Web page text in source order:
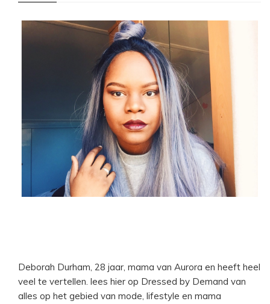
Deborah Durham, 28 jaar, mama van Aurora en heeft heel
veel te vertellen. lees hier op Dressed by Demand van
alles op het gebied van mode, lifestyle en mama